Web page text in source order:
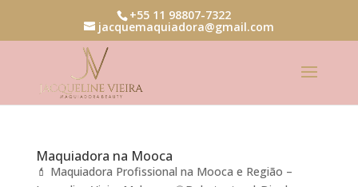
+55 11 98807-7322
jacquemaquiadora@gmail.com
Maquiadora na Mooca
💄 Maquiadora Profissional na Mooca e Região –